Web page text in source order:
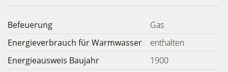
Befeuerung
Gas
Energieverbrauch für Warmwasser
enthalten
Energieausweis Baujahr
1900